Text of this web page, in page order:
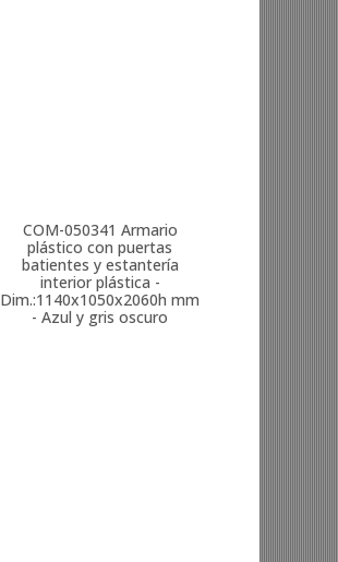
COM-050341 Armario
plástico con puertas
batientes y estantería
interior plástica -
Dim.:1140x1050x2060h mm
- Azul y gris oscuro